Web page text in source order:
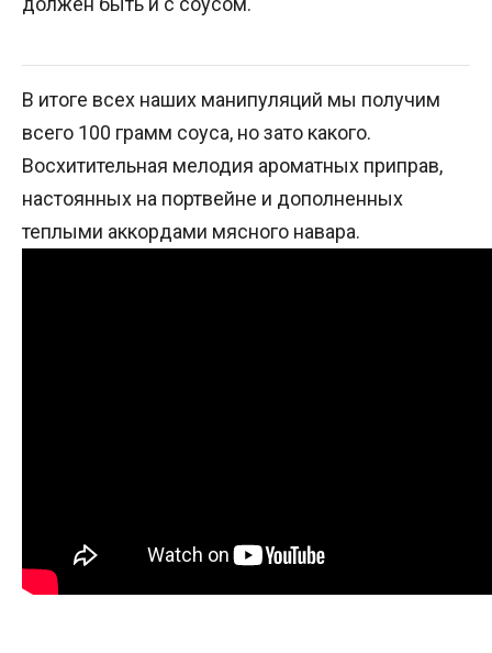
В итоге всех наших манипуляций мы получим
всего 100 грамм соуса, но зато какого.
Восхитительная мелодия ароматных приправ,
настоянных на портвейне и дополненных
теплыми аккордами мясного навара.